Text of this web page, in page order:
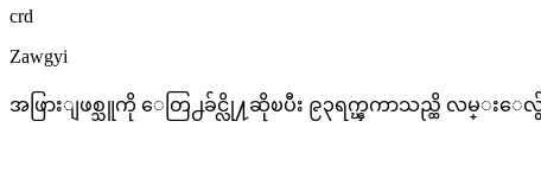
crd
Zawgyi
အဖြားျဖစ္သူကို ေတြ႕ခ်င္လို႔ဆိုၿပီး ၉၃ရက္ၾကာသည္ထိ လမ္း